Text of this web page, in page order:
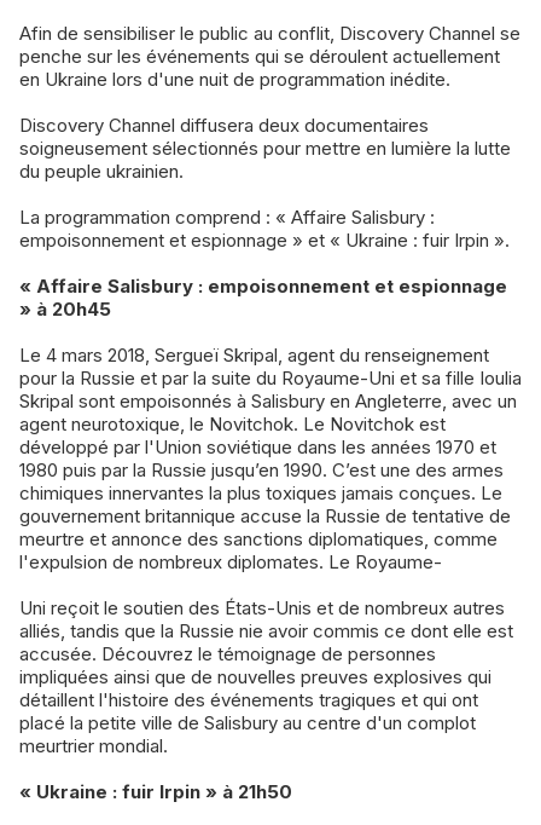
Afin de sensibiliser le public au conflit, Discovery Channel se
penche sur les événements qui se déroulent actuellement
en Ukraine lors d'une nuit de programmation inédite.
Discovery Channel diffusera deux documentaires
soigneusement sélectionnés pour mettre en lumière la lutte
du peuple ukrainien.
La programmation comprend : « Affaire Salisbury :
empoisonnement et espionnage » et « Ukraine : fuir Irpin ».
« Affaire Salisbury : empoisonnement et espionnage
» à 20h45
Le 4 mars 2018, Sergueï Skripal, agent du renseignement
pour la Russie et par la suite du Royaume-Uni et sa fille Ioulia
Skripal sont empoisonnés à Salisbury en Angleterre, avec un
agent neurotoxique, le Novitchok. Le Novitchok est
développé par l'Union soviétique dans les années 1970 et
1980 puis par la Russie jusqu’en 1990. C’est une des armes
chimiques innervantes la plus toxiques jamais conçues. Le
gouvernement britannique accuse la Russie de tentative de
meurtre et annonce des sanctions diplomatiques, comme
l'expulsion de nombreux diplomates. Le Royaume-
Uni reçoit le soutien des États-Unis et de nombreux autres
alliés, tandis que la Russie nie avoir commis ce dont elle est
accusée. Découvrez le témoignage de personnes
impliquées ainsi que de nouvelles preuves explosives qui
détaillent l'histoire des événements tragiques et qui ont
placé la petite ville de Salisbury au centre d'un complot
meurtrier mondial.
« Ukraine : fuir Irpin » à 21h50